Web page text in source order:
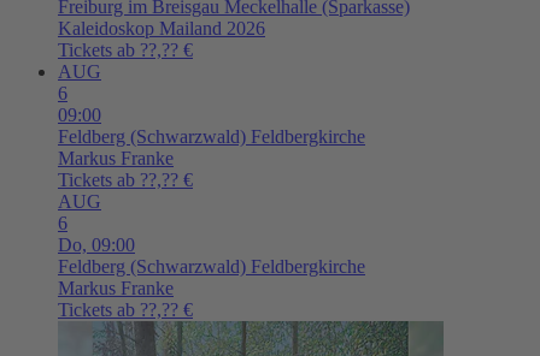
Freiburg im Breisgau Meckelhalle (Sparkasse)
Kaleidoskop Mailand 2026
Tickets ab ??,?? €
AUG
6
09:00
Feldberg (Schwarzwald) Feldbergkirche
Markus Franke
Tickets ab ??,?? €
AUG
6
Do, 09:00
Feldberg (Schwarzwald) Feldbergkirche
Markus Franke
Tickets ab ??,?? €